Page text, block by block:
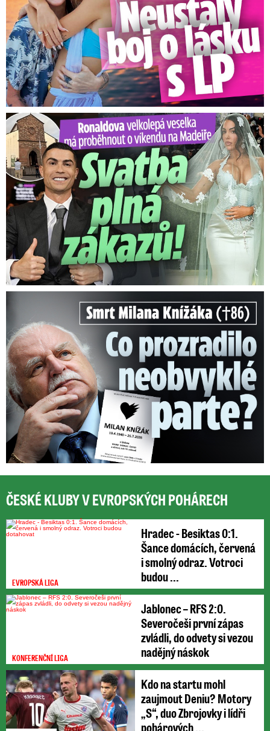
Ronaldova velkolepá veselka na Madeiře: Svatba plná zákazů!
Smrt Milana Knížáka (†86): Co prozradilo neobvyklé parte?
ČESKÉ KLUBY V EVROPSKÝCH POHÁRECH
EVROPSKÁ LIGA
Hradec - Besiktas 0:1.
Šance domácích, červená
i smolný odraz. Votroci
budou ...
KONFERENČNÍ LIGA
Jablonec – RFS 2:0.
Severočeši první zápas
zvládli, do odvety si vezou
nadějný náskok
Kdo na startu mohl
zaujmout Deniu? Motory
„S“, duo Zbrojovky i lídři
pohárových ...